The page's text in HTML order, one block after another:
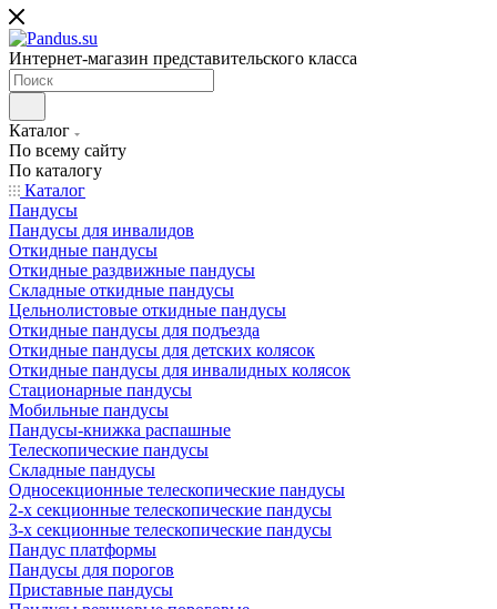
Интернет-магазин представительского класса
Каталог
По всему сайту
По каталогу
Каталог
Пандусы
Пандусы для инвалидов
Откидные пандусы
Откидные раздвижные пандусы
Складные откидные пандусы
Цельнолистовые откидные пандусы
Откидные пандусы для подъезда
Откидные пандусы для детских колясок
Откидные пандусы для инвалидных колясок
Стационарные пандусы
Мобильные пандусы
Пандусы-книжка распашные
Телескопические пандусы
Складные пандусы
Односекционные телескопические пандусы
2-х секционные телескопические пандусы
3-х секционные телескопические пандусы
Пандус платформы
Пандусы для порогов
Приставные пандусы